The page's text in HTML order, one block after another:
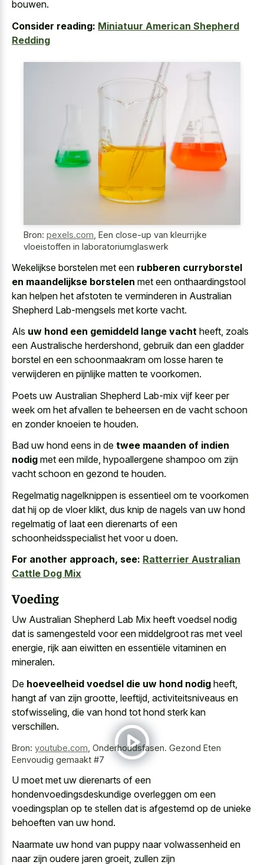
bouwen.
Consider reading: Miniatuur American Shepherd
Redding
Bron: pexels.com, Een close-up van kleurrijke
vloeistoffen in laboratoriumglaswerk
Wekelijkse borstelen met een rubberen curryborstel
en maandelijkse borstelen met een onthaardingstool
kan helpen het afstoten te verminderen in Australian
Shepherd Lab-mengsels met korte vacht.
Als uw hond een gemiddeld lange vacht heeft, zoals
een Australische herdershond, gebruik dan een gladder
borstel en een schoonmaakram om losse haren te
verwijderen en pijnlijke matten te voorkomen.
Poets uw Australian Shepherd Lab-mix vijf keer per
week om het afvallen te beheersen en de vacht schoon
en zonder knoeien te houden.
Bad uw hond eens in de twee maanden of indien
nodig met een milde, hypoallergene shampoo om zijn
vacht schoon en gezond te houden.
Regelmatig nagelknippen is essentieel om te voorkomen
dat hij op de vloer klikt, dus knip de nagels van uw hond
regelmatig of laat een dierenarts of een
schoonheidsspecialist het voor u doen.
For another approach, see: Ratterrier Australian
Cattle Dog Mix
Voeding
Uw Australian Shepherd Lab Mix heeft voedsel nodig
dat is samengesteld voor een middelgroot ras met veel
energie, rijk aan eiwitten en essentiële vitaminen en
mineralen.
De hoeveelheid voedsel die uw hond nodig heeft,
hangt af van zijn grootte, leeftijd, activiteitsniveaus en
stofwisseling, die van hond tot hond sterk kan
verschillen.
Bron: youtube.com Onderhoudsfasen. Gezond Eten
Eenvoudig gemaakt #7
U moet met uw dierenarts of een
hondenvoedingsdeskundige overleggen om een
voedingsplan op te stellen dat is afgestemd op de unieke
behoeften van uw hond.
Naarmate uw hond van puppy naar volwassenheid en
naar zijn oudere jaren groeit, zullen zijn